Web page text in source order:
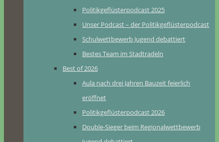
Politikgeflüsterpodcast 2025
Unser Podcast – der Politikgeflüsterpodcast
Schulwettbewerb Jugend debattiert
Bestes Team im Stadtradeln
Best of 2026
Aula nach drei Jahren Bauzeit feierlich
eröffnet
Politikgeflüsterpodcast 2026
Double-Sieger beim Regionalwettbewerb